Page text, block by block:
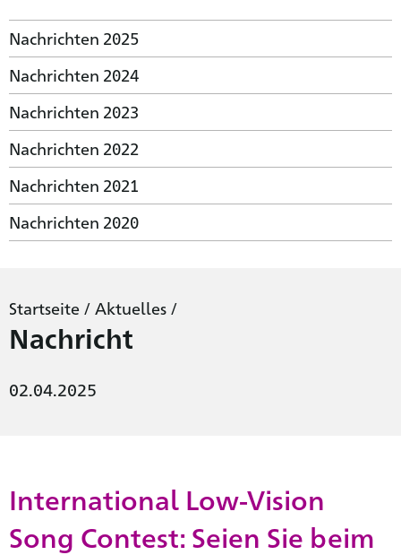
Nachrichten 2025
Nachrichten 2024
Nachrichten 2023
Nachrichten 2022
Nachrichten 2021
Nachrichten 2020
Startseite / Aktuelles /
Nachricht
02.04.2025
International Low-Vision
Song Contest: Seien Sie beim